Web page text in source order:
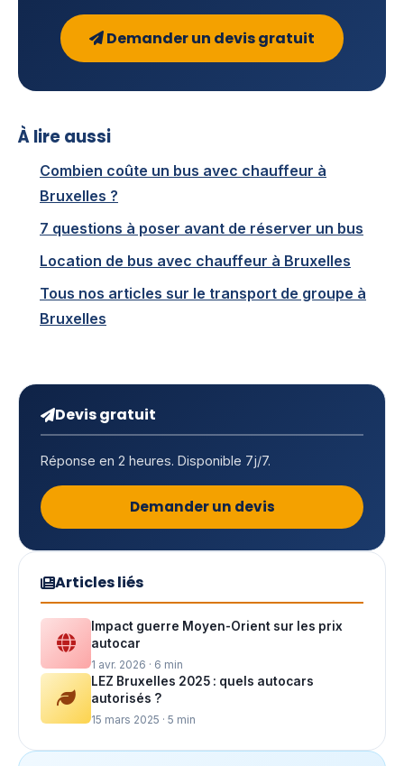
Demander un devis gratuit
À lire aussi
Combien coûte un bus avec chauffeur à
Bruxelles ?
7 questions à poser avant de réserver un bus
Location de bus avec chauffeur à Bruxelles
Tous nos articles sur le transport de groupe à
Bruxelles
Devis gratuit
Réponse en 2 heures. Disponible 7j/7.
Demander un devis
Articles liés
Impact guerre Moyen-Orient sur les prix
autocar
1 avr. 2026 · 6 min
LEZ Bruxelles 2025 : quels autocars
autorisés ?
15 mars 2025 · 5 min